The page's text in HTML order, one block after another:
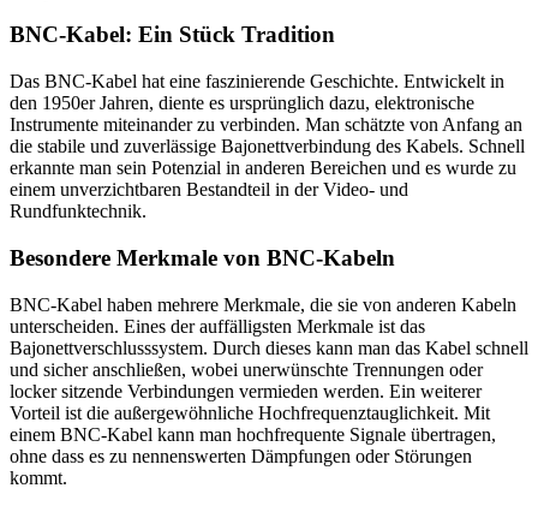
BNC-Kabel: Ein Stück Tradition
Das BNC-Kabel hat eine faszinierende Geschichte. Entwickelt in
den 1950er Jahren, diente es ursprünglich dazu, elektronische
Instrumente miteinander zu verbinden. Man schätzte von Anfang an
die stabile und zuverlässige Bajonettverbindung des Kabels. Schnell
erkannte man sein Potenzial in anderen Bereichen und es wurde zu
einem unverzichtbaren Bestandteil in der Video- und
Rundfunktechnik.
Besondere Merkmale von BNC-Kabeln
BNC-Kabel haben mehrere Merkmale, die sie von anderen Kabeln
unterscheiden. Eines der auffälligsten Merkmale ist das
Bajonettverschlusssystem. Durch dieses kann man das Kabel schnell
und sicher anschließen, wobei unerwünschte Trennungen oder
locker sitzende Verbindungen vermieden werden. Ein weiterer
Vorteil ist die außergewöhnliche Hochfrequenztauglichkeit. Mit
einem BNC-Kabel kann man hochfrequente Signale übertragen,
ohne dass es zu nennenswerten Dämpfungen oder Störungen
kommt.